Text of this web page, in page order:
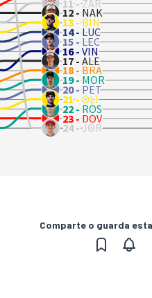
Comparte o guarda